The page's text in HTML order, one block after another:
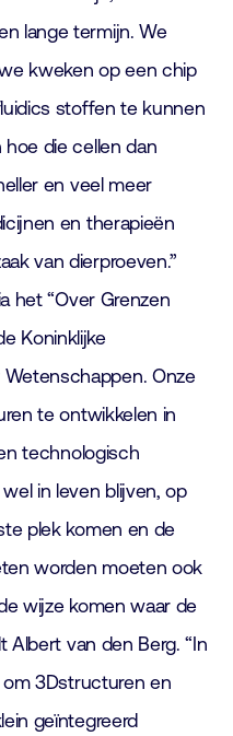
lange termijn. We
kweken op een chip
stoffen te kunnen
die cellen dan
en veel meer
en therapieën
van dierproeven.”
het “Over Grenzen
Koninklijke
Onze
te ontwikkelen in
technologisch
in leven blijven, op
plek komen en de
worden moeten ook
wijze komen waar de
Albert van den Berg. “In
3Dstructuren en
geïntegreerd